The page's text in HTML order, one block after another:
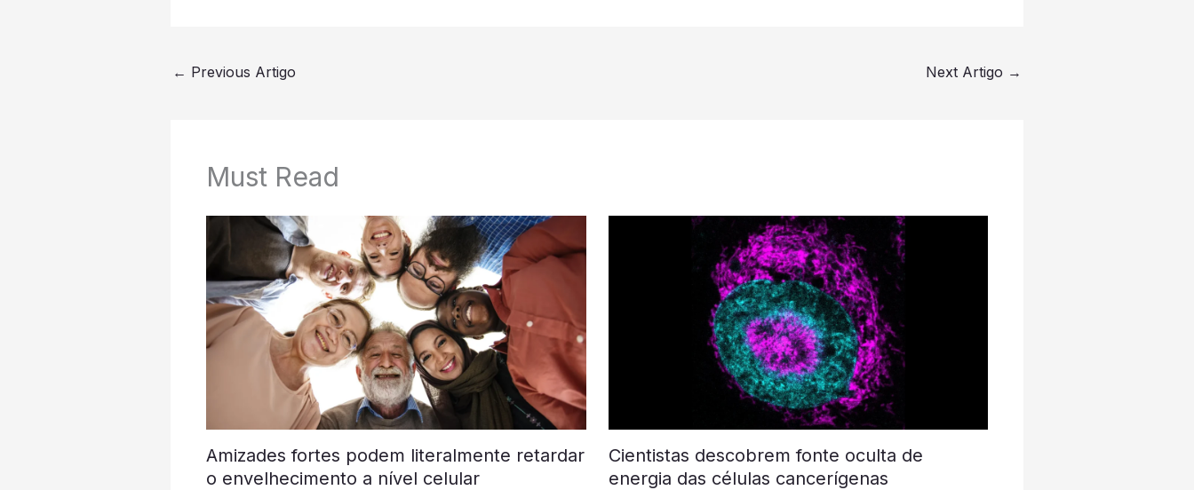
← Previous Artigo Next Artigo →
Must Read
Amizades fortes podem literalmente retardar
o envelhecimento a nível celular
Cientistas descobrem fonte oculta de
energia das células cancerígenas